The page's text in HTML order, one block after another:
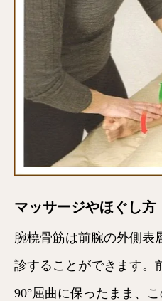
マッサージやほぐし方
腕橈骨筋は前腕の外側表
診することができます。
90°屈曲に保ったまま、